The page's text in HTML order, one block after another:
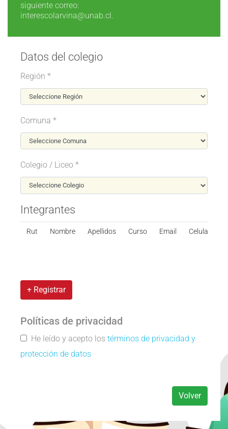
siguiente correo:
interescolarvina@unab.cl.
Datos del colegio
Región *
Comuna *
Colegio / Liceo *
Integrantes
Rut Nombre Apellidos Curso Email Celular
+ Registrar
Políticas de privacidad
He leído y acepto los términos de privacidad y
protección de datos
Volver